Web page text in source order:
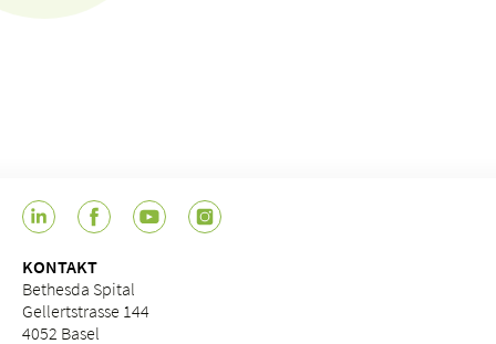
KONTAKT
Bethesda Spital
Gellertstrasse 144
4052 Basel